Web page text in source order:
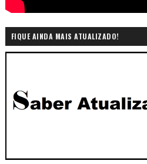
FIQUE AINDA MAIS ATUALIZADO!